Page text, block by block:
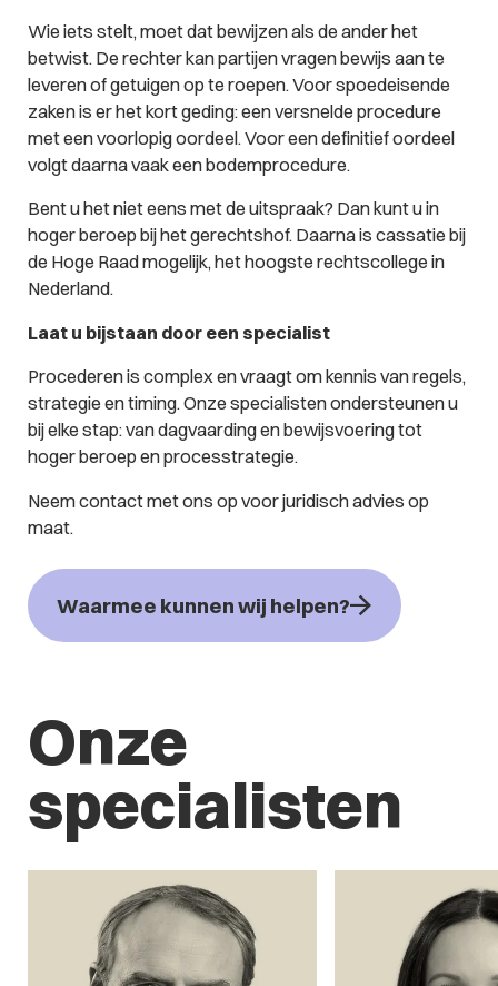
Wie iets stelt, moet dat bewijzen als de ander het
betwist. De rechter kan partijen vragen bewijs aan te
leveren of getuigen op te roepen. Voor spoedeisende
zaken is er het kort geding: een versnelde procedure
met een voorlopig oordeel. Voor een definitief oordeel
volgt daarna vaak een bodemprocedure.
Bent u het niet eens met de uitspraak? Dan kunt u in
hoger beroep bij het gerechtshof. Daarna is cassatie bij
de Hoge Raad mogelijk, het hoogste rechtscollege in
Nederland.
Laat u bijstaan door een specialist
Procederen is complex en vraagt om kennis van regels,
strategie en timing. Onze specialisten ondersteunen u
bij elke stap: van dagvaarding en bewijsvoering tot
hoger beroep en processtrategie.
Neem contact met ons op voor juridisch advies op
maat.
Waarmee kunnen wij helpen?
Onze
specialisten